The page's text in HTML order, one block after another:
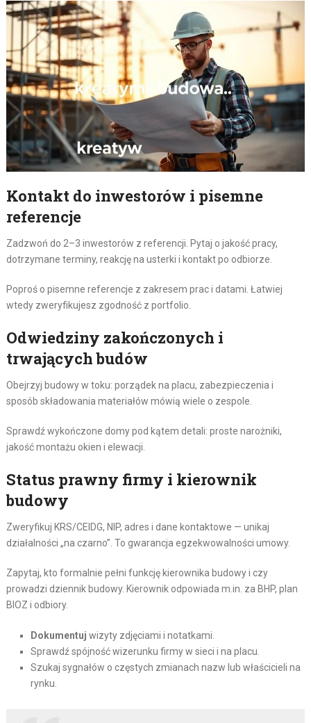
Kontakt do inwestorów i pisemne
referencje
Zadzwoń do 2–3 inwestorów z referencji. Pytaj o jakość pracy,
dotrzymane terminy, reakcję na usterki i kontakt po odbiorze.
Poproś o pisemne referencje z zakresem prac i datami. Łatwiej
wtedy zweryfikujesz zgodność z portfolio.
Odwiedziny zakończonych i
trwających budów
Obejrzyj budowy w toku: porządek na placu, zabezpieczenia i
sposób składowania materiałów mówią wiele o zespole.
Sprawdź wykończone domy pod kątem detali: proste narożniki,
jakość montażu okien i elewacji.
Status prawny firmy i kierownik
budowy
Zweryfikuj KRS/CEIDG, NIP, adres i dane kontaktowe — unikaj
działalności „na czarno”. To gwarancja egzekwowalności umowy.
Zapytaj, kto formalnie pełni funkcję kierownika budowy i czy
prowadzi dziennik budowy. Kierownik odpowiada m.in. za BHP, plan
BIOZ i odbiory.
Dokumentuj wizyty zdjęciami i notatkami.
Sprawdź spójność wizerunku firmy w sieci i na placu.
Szukaj sygnałów o częstych zmianach nazw lub właścicieli na
rynku.